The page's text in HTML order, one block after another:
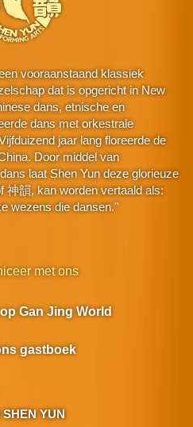
vooraanstaand klassiek
dat is opgericht in New
dans, etnische en
dans met orkestrale
jaar lang floreerde de
Door middel van
laat Shen Yun deze glorieuze
神韻, kan worden vertaald als:
wezens die dansen."
YUN
met ons
Gan Jing World
gastboek